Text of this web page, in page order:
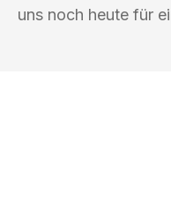
uns noch heute für